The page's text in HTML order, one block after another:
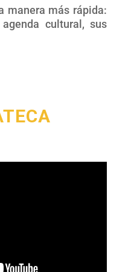
manera más rápida:
cultural, sus